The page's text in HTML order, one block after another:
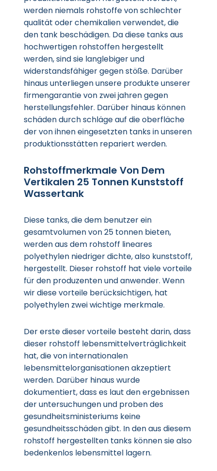
werden niemals rohstoffe von schlechter
qualität oder chemikalien verwendet, die
den tank beschädigen. Da diese tanks aus
hochwertigen rohstoffen hergestellt
werden, sind sie langlebiger und
widerstandsfähiger gegen stöße. Darüber
hinaus unterliegen unsere produkte unserer
firmengarantie von zwei jahren gegen
herstellungsfehler. Darüber hinaus können
schäden durch schläge auf die oberfläche
der von ihnen eingesetzten tanks in unseren
produktionsstätten repariert werden.
Rohstoffmerkmale Von Dem
Vertikalen 25 Tonnen Kunststoff
Wassertank
Diese tanks, die dem benutzer ein
gesamtvolumen von 25 tonnen bieten,
werden aus dem rohstoff lineares
polyethylen niedriger dichte, also kunststoff,
hergestellt. Dieser rohstoff hat viele vorteile
für den produzenten und anwender. Wenn
wir diese vorteile berücksichtigen, hat
polyethylen zwei wichtige merkmale.
Der erste dieser vorteile besteht darin, dass
dieser rohstoff lebensmittelverträglichkeit
hat, die von internationalen
lebensmittelorganisationen akzeptiert
werden. Darüber hinaus wurde
dokumentiert, dass es laut den ergebnissen
der untersuchungen und proben des
gesundheitsministeriums keine
gesundheitsschäden gibt. In den aus diesem
rohstoff hergestellten tanks können sie also
bedenkenlos lebensmittel lagern.